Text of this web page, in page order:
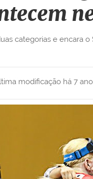
modificação há 7
categorias e encara